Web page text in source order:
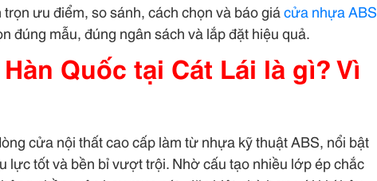
ưu điểm, so sánh, cách chọn và báo giácửa nhựa ABS
đúng mẫu, đúng ngân sách và lắp đặt hiệu quả.
Quốc tại Cát Lái là gì? Vì
cửa nội thất cao cấp làm từ nhựa kỹ thuật ABS, nổi bật
lực tốt và bền bỉ vượt trội. Nhờ cấu tạo nhiều lớp ép chắc